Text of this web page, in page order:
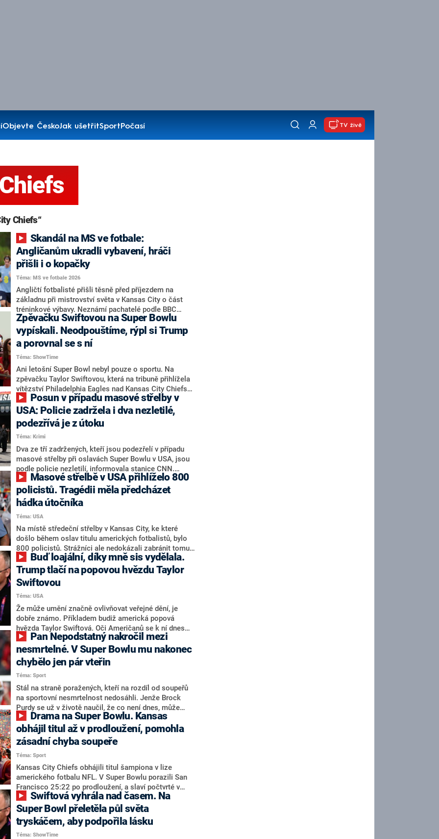
Objevte ČeskoJak ušetřitSportPočasí TV živě
Chiefs“
Angličanům ukradli vybavení, hráči
přišli i o kopačky
Téma: MS ve fotbale 2026
Angličtí fotbalisté přišli těsně před příjezdem na
základnu při mistrovství světa v Kansas City o část
tréninkové výbavy. Neznámí pachatelé podle BBC
vykradli vůz, který materiál s předstihem přepravoval
do střediska Swope Soccer Village. Tým tam má
dorazit v sobotu odpoledne, dosud se připravoval na
soustředění na Floridě.
Zpěvačku Swiftovou na Super Bowlu
vypískali. Neodpouštíme, rýpl si Trump
a porovnal se s ní
Téma: ShowTime
Ani letošní Super Bowl nebyl pouze o sportu. Na
zpěvačku Taylor Swiftovou, která na tribuně přihlížela
vítězství Philadelphia Eagles nad Kansas City Chiefs
40:22, tisíce diváků pískaly a bučely. Na sociální síti si
pak do ní rýpl i prezident Donald Trump.
USA: Policie zadržela i dva nezletilé,
podezřívá je z útoku
Téma: Krimi
Dva ze tří zadržených, kteří jsou podezřelí v případu
masové střelby při oslavách Super Bowlu v USA, jsou
podle policie nezletilí, informovala stanice CNN.
Zhruba polovina zraněných jsou také děti. Zdravotníci
na místě ošetřili a odvezli do nemocnic 22 osob, další
lidé z místa utekli a lékařskou péči vyhledali sami.
Podle údajů z nemocnic ze čtvrtka by mělo být
raněných celkem 30.
policistů. Tragédii měla předcházet
hádka útočníka
Téma: USA
Na místě středeční střelby v Kansas City, ke které
došlo během oslav titulu amerických fotbalistů, bylo
800 policistů. Strážníci ale nedokázali zabránit tomu,
aby střelec (či více střelců) zavraždil jednoho člověka
a dalších 21 lidí včetně mnoha dětí zranil. Incidentu
mohla podle televize CBS předcházet hádka.
Trump tlačí na popovou hvězdu Taylor
Swiftovou
Téma: USA
Že může umění značně ovlivňovat veřejné dění, je
dobře známo. Příkladem budiž americká popová
hvězda Taylor Swiftová. Oči Američanů se k ní dnes
upírají v souvislosti s prezidentskými volbami.
Exprezident Donald Trump právě na ni tlačí, aby
nepodpořila současnou hlavu státu Joea Bidena.
Argumentuje tím, že si za jeho administrativy Swiftová
přišla na značné peníze.
nesmrtelné. V Super Bowlu mu nakonec
chybělo jen pár vteřin
Téma: Sport
Stál na straně poražených, kteří na rozdíl od soupeřů
na sportovní nesmrtelnost nedosáhli. Jenže Brock
Purdy se už v životě naučil, že co není dnes, může
klidně přijít zítra. Přestože tomu nikdo jiný nevěří.
Cesta podceňovaného amerického fotbalisty týmu San
Francisco 49ers je úchvatným příběhem o tom, že v
životě se nemá nic vzdávat. Ani teď, po těsné porážce
v Super Bowlu s Kansas City Chiefs.
obhájil titul až v prodloužení, pomohla
zásadní chyba soupeře
Téma: Sport
Kansas City Chiefs obhájili titul šampiona v lize
amerického fotbalu NFL. V Super Bowlu porazili San
Francisco 25:22 po prodloužení, a slaví počtvrté v
historii a potřetí za posledních pět let. Znovu je k
úspěchu dovedl rozehrávač Patrick Mahomes, který
získal třetí mistrovský zářez a potřetí byl zvolen
nejužitečnějším hráčem finále.
Super Bowl přeletěla půl světa
tryskáčem, aby podpořila lásku
Téma: ShowTime